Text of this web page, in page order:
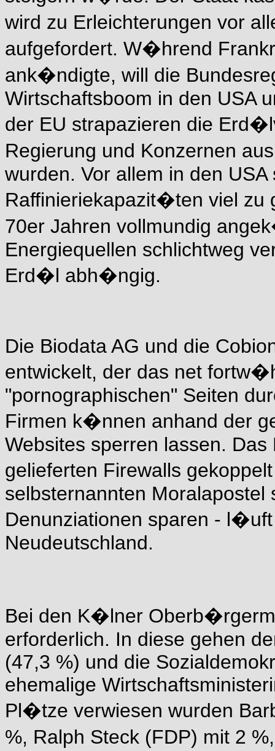
wird zu Erleichterungen vor
aufgefordert. W�hrend
ank�ndigte, will die
Wirtschaftsboom in den USA
der EU strapazieren die
Regierung und Konzernen
wurden. Vor allem in den
Raffinieriekapazit�ten viel zu
70er Jahren vollmundig
Energiequellen schlichtweg
Erd�l abh�ngig.
Die Biodata AG und die
entwickelt, der das net
"pornographischen" Seiten
Firmen k�nnen anhand der
Websites sperren lassen.
gelieferten Firewalls
selbsternannten
Denunziationen sparen -
Neudeutschland.
Bei den K�lner
erforderlich. In diese gehen
(47,3 %) und die
ehemalige
Pl�tze verwiesen wurden
%, Ralph Steck (FDP) mit 2